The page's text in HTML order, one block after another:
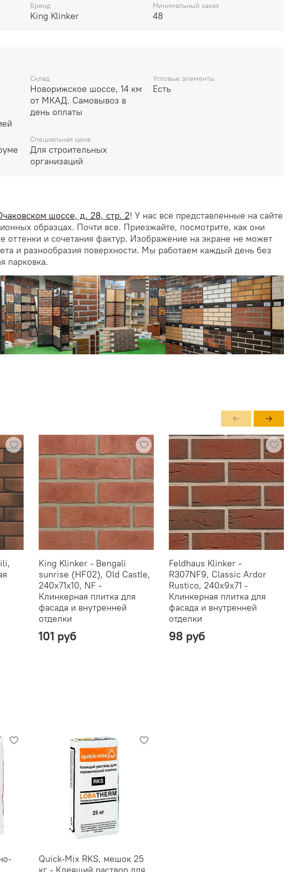
Бренд
King Klinker
Минимальный заказ
48
Склад
Новорижское шоссе, 14 км
от МКАД. Самовывоз в
день оплаты
Угловые элементы
Есть
Специальная цена
Для строительных
организаций
шоссе, д. 28, стр. 2! У нас все представленные на сайте
образцах. Почти все. Приезжайте, посмотрите, как они
оттенки и сочетания фактур. Изображение на экране не может
и разнообразия поверхности. Мы работаем каждый день без
парковка.
King Klinker - Bengali
sunrise (HF02), Old Castle,
240x71x10, NF -
Клинкерная плитка для
фасада и внутренней
отделки
101 руб
Feldhaus Klinker -
R307NF9, Classic Ardor
Rustico, 240x9x71 -
Клинкерная плитка для
фасада и внутренней
отделки
98 руб
Quick-Mix RKS, мешок 25
кг - Клеящий раствор для